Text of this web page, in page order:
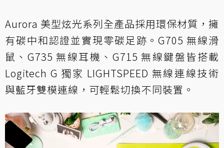
Aurora 美型炫光系列全產品採用環保材質，擁
有碳中和認證並實現零碳足跡。G705 無線滑
鼠、G735 無線耳機、G715 無線鍵盤皆搭載
Logitech G 獨家 LIGHTSPEED 無線連線技術
與藍牙雙模連線，可輕鬆切換不同裝置。